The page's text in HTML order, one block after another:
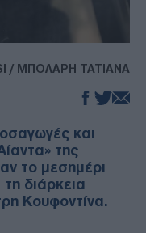
/ ΜΠΟΛΑΡΗ ΤΑΤΙΑΝΑ
και
της
το μεσημέρι
διάρκεια
Κουφοντίνα.